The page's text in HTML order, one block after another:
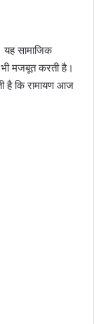
यह सामाजिक
मजबूत करती है।
है कि रामायण आज